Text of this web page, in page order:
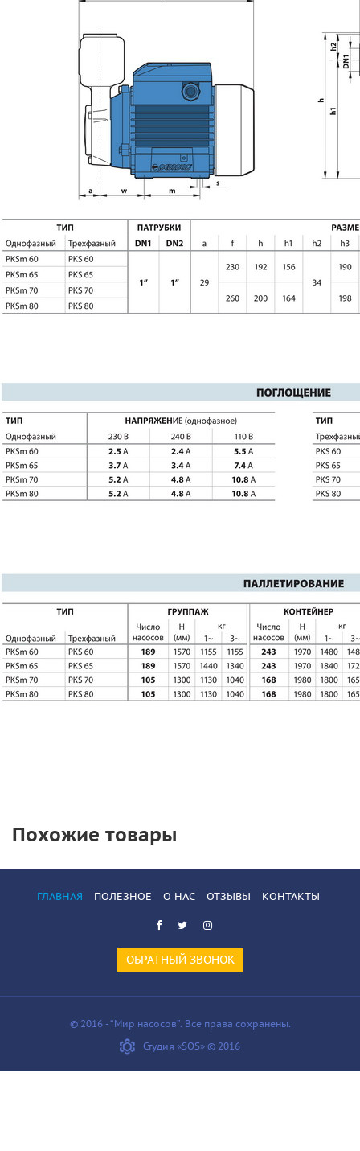
Похожие товары
ГЛАВНАЯ ПОЛЕЗНОЕ О НАС ОТЗЫВЫ КОНТАКТЫ
ОБРАТНЫЙ ЗВОНОК
© 2016 - “Мир насосов”. Все права сохранены.
Студия «SOS» © 2016